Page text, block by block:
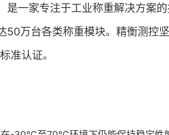
一家专注于工业称重解决方案
万台各类称重模块。精衡测控
准认证。